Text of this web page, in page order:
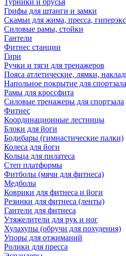
Турники и брусья
Грифы для штанги и замки
Скамьи для жима, пресса,
Силовые рамы, стойки
Гантели
Фитнес станции
Гири
Ручки и тяги для тренажеров
Пояса атлетические, лямки,
Напольное покрытие для спортзала
Рамы для кроссфита
Силовые тренажеры для спортзала
Фитнес
Координационные лестницы
Блоки для йоги
Бодибары (гимнастические палки)
Колеса для йоги
Кольца для пилатеса
Степ платформы
Фитболы (мячи для фитнеса)
Медболы
Коврики для фитнеса и йоги
Резинки для фитнеса (ленты)
Гантели для фитнеса
Утяжелители для рук и ног
Хулахупы (обручи для похудения)
Упоры для отжиманий
Ролики для пресса